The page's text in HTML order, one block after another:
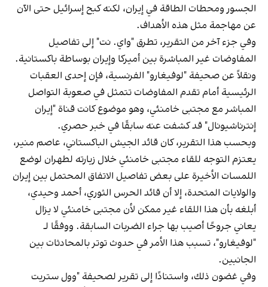
الجسور ومحطات الطاقة في إيران، لكنه كبح إسرائيل حتى الآن
عن مهاجمة مثل هذه الأهداف.
وفي جزء آخر من التقرير، تطرق "واي. نت" إلى تفاصيل
المفاوضات غير المباشرة بين أميركا وإيران بوساطة باكستانية.
ونقلاً عن صحيفة "لوفيغارو" الفرنسية، فإن إحدى العقبات
الرئيسية أمام تقدم المفاوضات تتمثل في صعوبة التواصل
المباشر مع مجتبى خامنئي، وهو موضوع كانت قناة "إيران
إنترناشيونال" قد كشفت عنه سابقًا في خبر حصري.
وبحسب هذا التقرير، كان قائد الجيش الباكستاني، عاصم منير،
يعتزم التوجه للقاء مجتبى خامنئي خلال زيارته لطهران لوضع
اللمسات الأخيرة على بعض تفاصيل الاتفاق المحتمل بين إيران
والولايات المتحدة، إلا أن قائد الحرس الثوري، أحمد وحيدي،
أبلغه بأن هذا اللقاء غير ممكن لأن مجتبى خامنئي لا يزال
يعاني جروحًا أصيب بها جراء الضربات السابقة. ووفقًا لـ
"لوفيغارو"، تسبب هذا الأمر في حدوث توتر بالمحادثات بين
الجانبين.
وفي غضون ذلك، واستنادًا إلى تقرير لصحيفة "وول ستريت